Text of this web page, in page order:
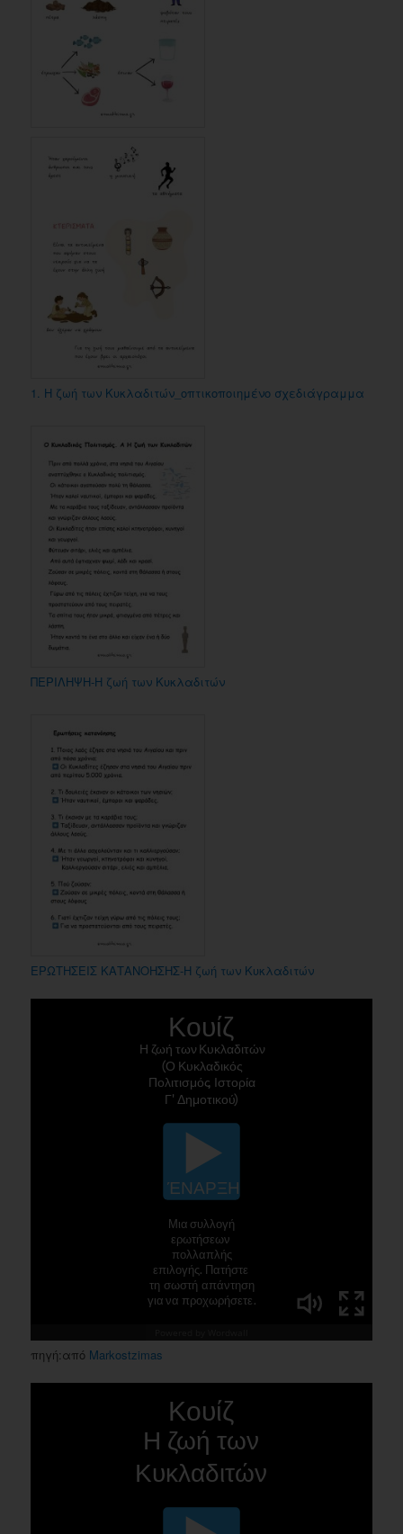
1. Η ζωή των Κυκλαδιτών_οπτικοποιημένο σχεδιάγραμμα
ΠΕΡΙΛΗΨΗ-Η ζωή των Κυκλαδιτών
ΕΡΩΤΗΣΕΙΣ ΚΑΤΑΝΟΗΣΗΣ-Η ζωή των Κυκλαδιτών
πηγή:από Markostzimas